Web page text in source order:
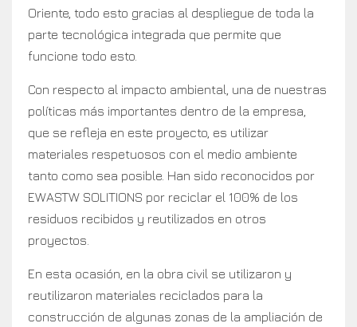
Oriente, todo esto gracias al despliegue de toda la
parte tecnológica integrada que permite que
funcione todo esto.
Con respecto al impacto ambiental, una de nuestras
políticas más importantes dentro de la empresa,
que se refleja en este proyecto, es utilizar
materiales respetuosos con el medio ambiente
tanto como sea posible. Han sido reconocidos por
EWASTW SOLITIONS por reciclar el 100% de los
residuos recibidos y reutilizados en otros
proyectos.
En esta ocasión, en la obra civil se utilizaron y
reutilizaron materiales reciclados para la
construcción de algunas zonas de la ampliación de